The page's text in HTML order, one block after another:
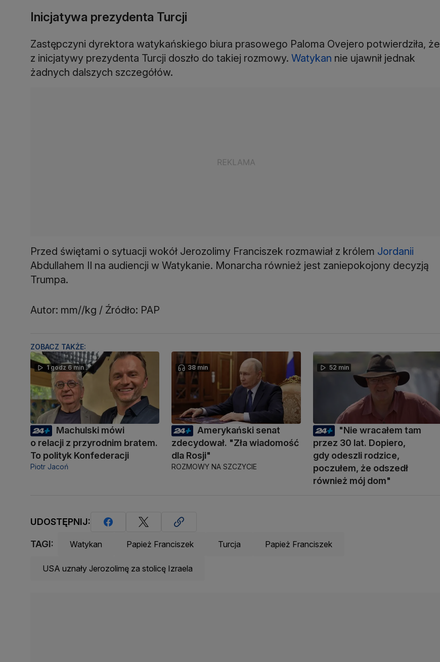
Inicjatywa prezydenta Turcji
Zastępczyni dyrektora watykańskiego biura prasowego Paloma Ovejero potwierdziła, że
z inicjatywy prezydenta Turcji doszło do takiej rozmowy. Watykan nie ujawnił jednak
żadnych dalszych szczegółów.
Przed świętami o sytuacji wokół Jerozolimy Franciszek rozmawiał z królem Jordanii
Abdullahem II na audiencji w Watykanie. Monarcha również jest zaniepokojony decyzją
Trumpa.
Autor: mm//kg / Źródło: PAP
ZOBACZ TAKŻE:
1 godz 6 min
Machulski mówi
o relacji z przyrodnim bratem.
To polityk Konfederacji
Piotr Jacoń
38 min
Amerykański senat
zdecydował. "Zła wiadomość
dla Rosji"
ROZMOWY NA SZCZYCIE
52 min
"Nie wracałem tam
przez 30 lat. Dopiero,
gdy odeszli rodzice,
poczułem, że odszedł
również mój dom"
UDOSTĘPNIJ:
TAGI: Watykan Papież Franciszek Turcja Papież Franciszek
USA uznały Jerozolimę za stolicę Izraela